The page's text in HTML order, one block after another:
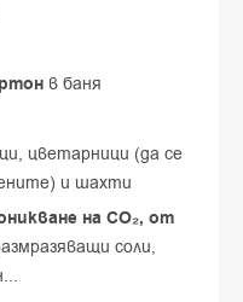
в баня
цветарници (да се
и шахти
на CO₂, от
соли,